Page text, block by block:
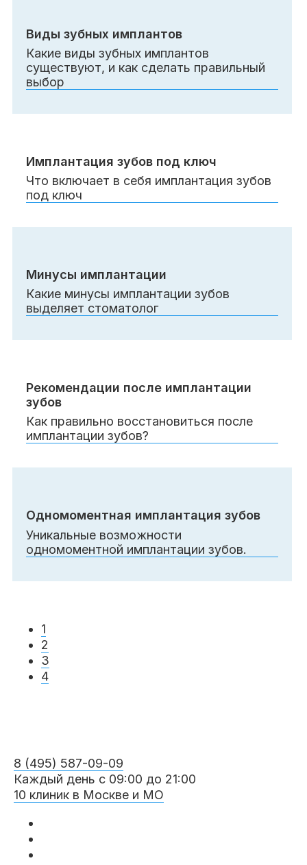
Виды зубных имплантов
Какие виды зубных имплантов
существуют, и как сделать правильный
выбор
Имплантация зубов под ключ
Что включает в себя имплантация зубов
под ключ
Минусы имплантации
Какие минусы имплантации зубов
выделяет стоматолог
Рекомендации после имплантации
зубов
Как правильно восстановиться после
имплантации зубов?
Одномоментная имплантация зубов
Уникальные возможности
одномоментной имплантации зубов.
1
2
3
4
8 (495) 587-09-09
Каждый день с 09:00 до 21:00
10 клиник в Москве и МО